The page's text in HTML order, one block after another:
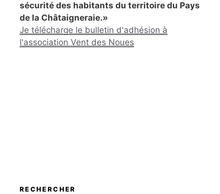
sécurité des habitants du territoire du Pays
de la Châtaigneraie.»
Je télécharge le bulletin d'adhésion à
l'association Vent des Noues
RECHERCHER